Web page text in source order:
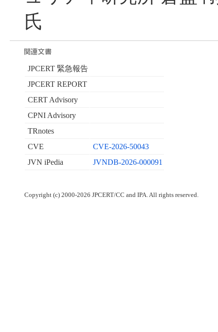
氏
JPCERT 緊急報告
JPCERT REPORT
CERT Advisory
CPNI Advisory
TRnotes
CVE
CVE-2026-50043
JVN iPedia
JVNDB-2026-000091
Copyright (c) 2000-2026 JPCERT/CC and IPA. All rights reserved.